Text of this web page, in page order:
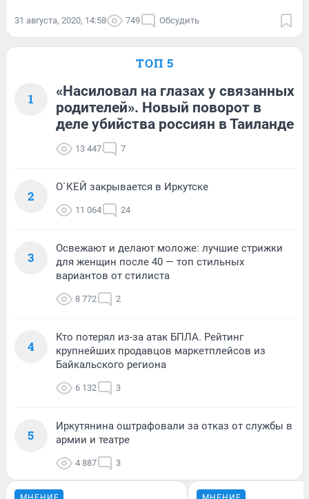
31 августа, 2020, 14:58 749 Обсудить
ТОП 5
1
«Насиловал на глазах у связанных
родителей». Новый поворот в
деле убийства россиян в Таиланде
13 447 7
2
О`КЕЙ закрывается в Иркутске
11 064 24
3
Освежают и делают моложе: лучшие стрижки
для женщин после 40 — топ стильных
вариантов от стилиста
8 772 2
4
Кто потерял из-за атак БПЛА. Рейтинг
крупнейших продавцов маркетплейсов из
Байкальского региона
6 132 3
5
Иркутянина оштрафовали за отказ от службы в
армии и театре
4 887 3